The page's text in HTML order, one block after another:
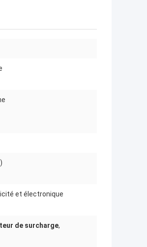
et électronique
de surcharge,